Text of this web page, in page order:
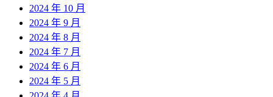
2024 年 10 月
2024 年 9 月
2024 年 8 月
2024 年 7 月
2024 年 6 月
2024 年 5 月